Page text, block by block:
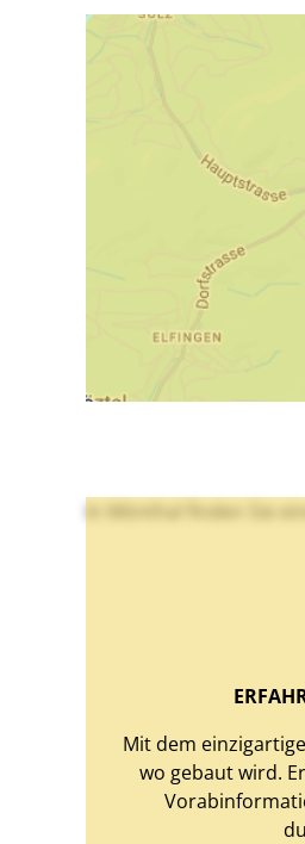
In Mönthal finden Sie
Mit dem
wo gebaut wird.